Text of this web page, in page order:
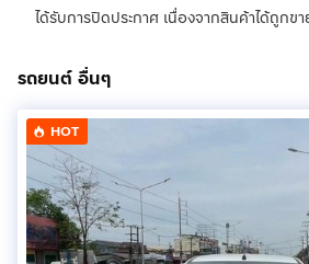
ได้รับการปิดประกาศ เนื่องจากสินค้าได้ถูกขา
รถยนต์ อื่นๆ
HOT